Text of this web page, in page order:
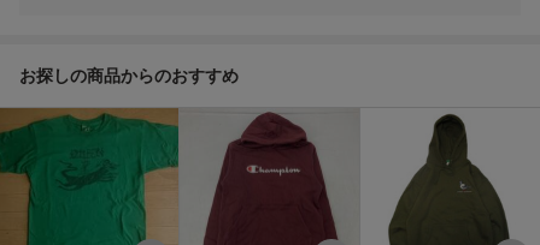
お探しの商品からのおすすめ